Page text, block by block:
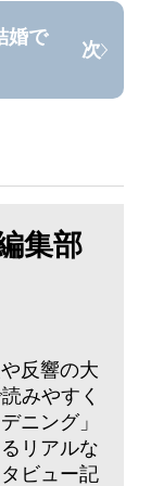
婚で
次
集部
反響の大
みやすく
ニング」
リアルな
ビュー記